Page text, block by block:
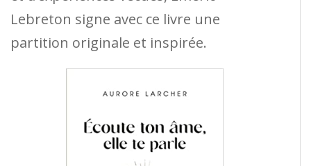
Lebreton signe avec ce livre une
partition originale et inspirée.